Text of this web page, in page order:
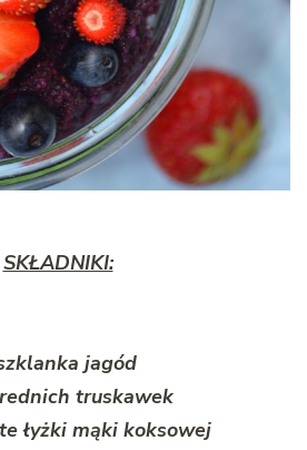
SKŁADNIKI:
jagód
truskawek
łyżki mąki koksowej